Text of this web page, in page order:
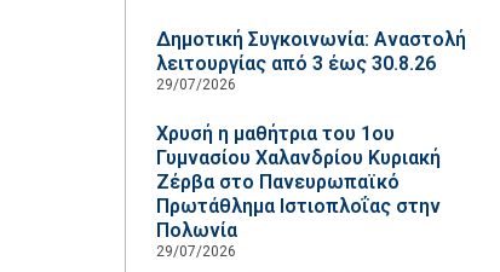
Δημοτική Συγκοινωνία: Αναστολή
λειτουργίας από 3 έως 30.8.26
29/07/2026
Χρυσή η μαθήτρια του 1ου
Γυμνασίου Χαλανδρίου Κυριακή
Ζέρβα στο Πανευρωπαϊκό
Πρωτάθλημα Ιστιοπλοΐας στην
Πολωνία
29/07/2026